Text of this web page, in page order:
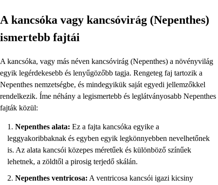
A kancsóka vagy kancsóvirág (Nepenthes)
ismertebb fajtái
A kancsóka, vagy más néven kancsóvirág (Nepenthes) a növényvilág
egyik legérdekesebb és lenyűgözőbb tagja. Rengeteg faj tartozik a
Nepenthes nemzetségbe, és mindegyikük saját egyedi jellemzőkkel
rendelkezik. Íme néhány a legismertebb és leglátványosabb Nepenthes
fajták közül:
Nepenthes alata: Ez a fajta kancsóka egyike a
leggyakoribbaknak és egyben egyik legkönnyebben nevelhetőnek
is. Az alata kancsói közepes méretűek és különböző színűek
lehetnek, a zöldtől a pirosig terjedő skálán.
Nepenthes ventricosa: A ventricosa kancsói igazi kicsiny